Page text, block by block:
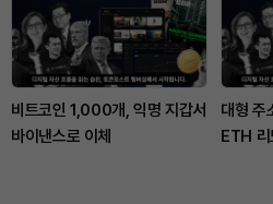
비트코인 1,000개, 익명 지갑서
바이낸스로 이체
대형 주
ETH 리